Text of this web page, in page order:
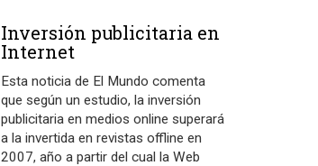
Inversión publicitaria en
Internet
Esta noticia de El Mundo comenta
que según un estudio, la inversión
publicitaria en medios online superará
a la invertida en revistas offline en
2007, año a partir del cual la Web